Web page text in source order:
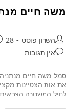
משה חיים
השרון פוסט 28 בספטמבר 2017
אין תגובות
סמל משה חיים
את אות הצטיינות
לחיל המשטרה הצבאית,